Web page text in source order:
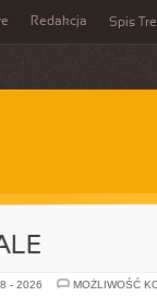
Redakcja Spis
- 2026
MOŻLIWOŚĆ